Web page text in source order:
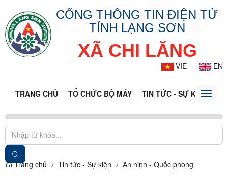
CỔNG THÔNG TIN ĐIỆN TỬ
TỈNH LẠNG SƠN
XÃ CHI LĂNG
VIE EN
TRANG CHỦ TỔ CHỨC BỘ MÁY TIN TỨC - SỰ KIỆNToggle
Trang chủ Tin tức - Sự kiện An ninh - Quốc phòng